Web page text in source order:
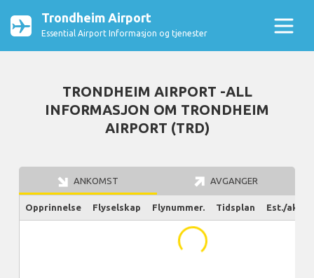
Trondheim Airport
Essential Airport Informasjon og tjenester
TRONDHEIM AIRPORT -ALL
INFORMASJON OM TRONDHEIM
AIRPORT (TRD)
ANKOMST AVGANGER
Opprinnelse Flyselskap Flynummer. Tidsplan Est./